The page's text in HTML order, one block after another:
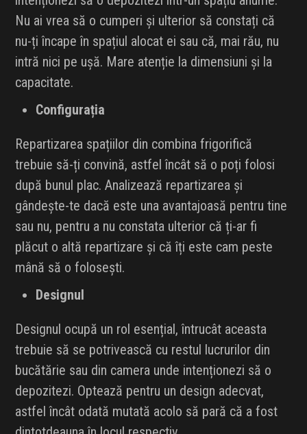
Nu ai vrea să o cumperi și ulterior să constați că
nu-ți încape în spațiul alocat ei sau că, mai rău, nu
intră nici pe ușă. Mare atenție la dimensiuni și la
capacitate.
Configurația
Repartizarea spațiilor din combina frigorifică
trebuie să-ți convină, astfel încât să o poți folosi
după bunul plac. Analizează repartizarea și
gândește-te dacă este una avantajoasă pentru tine
sau nu, pentru a nu constata ulterior că ți-ar fi
plăcut o altă repartizare și că îți este cam peste
mână să o folosești.
Designul
Designul ocupă un rol esențial, întrucât aceasta
trebuie să se potrivească cu restul lucrurilor din
bucătărie sau din camera unde intenționezi să o
depozitezi. Optează pentru un design adecvat,
astfel încât odată mutată acolo să pară că a fost